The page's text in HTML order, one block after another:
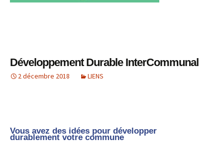
Développement Durable InterCommunal
2 décembre 2018 LIENS
Vous avez des idées pour développer
durablement votre commune